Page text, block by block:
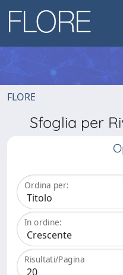
FLORE
Sfoglia per
Ordina per:
In ordine:
Risultati/Pagina